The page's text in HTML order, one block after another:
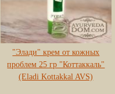
"Элади" крем от кожных
проблем 25 гр "Коттаккаль"
(Eladi Kottakkal AVS)